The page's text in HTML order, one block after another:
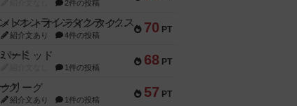
2件の投稿
70 PT
メメントオンラインタクティクス
紹介文あり 4件の投稿
68 PT
パーミッド
1件の投稿
57 PT
クリーグ
紹介文あり 1件の投稿